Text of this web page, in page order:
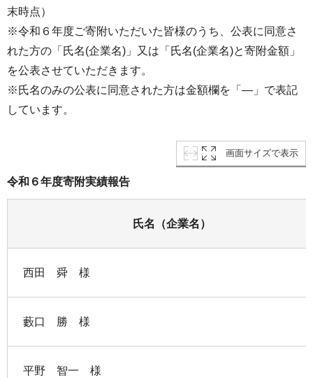
末時点）
※令和６年度ご寄附いただいた皆様のうち、公表に同意さ
れた方の「氏名(企業名)」又は「氏名(企業名)と寄附金額」
を公表させていただきます。
※氏名のみの公表に同意された方は金額欄を「―」で表記
しています。
画面サイズで表示
令和６年度寄附実績報告
氏名（企業名）
西田 舜 様
藪口 勝 様
平野 智一 様